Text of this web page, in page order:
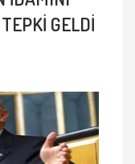
GELDİ